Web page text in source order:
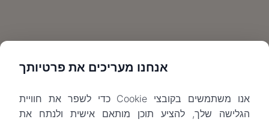
אנחנו מעריכים את פרטיותך
אנו משתמשים בקובצי Cookie כדי לשפר את חוויית
הגלישה שלך, להציע תוכן מותאם אישית ולנתח את